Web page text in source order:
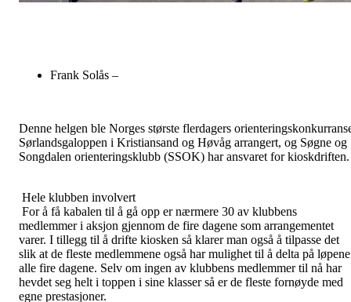
Frank Solås –
Denne helgen ble Norges største flerdagers
Sørlandsgaloppen i Kristiansand og Høvåg arrangert, og Søgne og
Songdalen orienteringsklubb (SSOK) har ansvaret for kioskdriften.
Hele klubben involvert
For å få kabalen til å gå opp er nærmere 30 av klubbens
medlemmer i aksjon gjennom de fire dagene som arrangementet
varer. I tillegg til å drifte kiosken så klarer man også å tilpasse det
slik at de fleste medlemmene også har mulighet til å delta på løpene
alle fire dagene. Selv om ingen av klubbens medlemmer til nå har
hevdet seg helt i toppen i sine klasser så er de fleste fornøyde med
egne prestasjoner.